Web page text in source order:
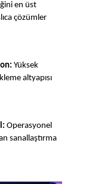
en üst
çözümler
Yüksek
altyapısı
Operasyonel
sanallaştırma